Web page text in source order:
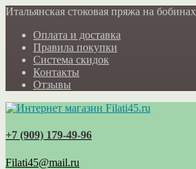
Итальянская стоковая пряжа на бобинах
Оплата и доставка
Правила покупки
Система скидок
Контакты
Отзывы
+7 (909) 179‑49-96
Filati45@mail.ru